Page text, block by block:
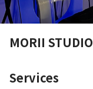
MORII STUDIO
Services